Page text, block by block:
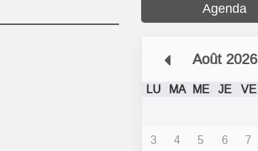
Agenda
Août 2026
LU MA ME JE VE
3
4 5 6 7